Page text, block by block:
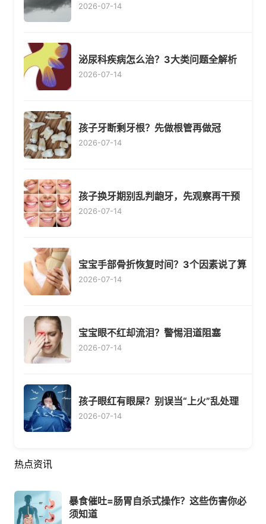
2026-07-14
泌尿科疾病怎么治？3大类问题全解析
2026-07-14
孩子牙断剩牙根？先做根管再做冠
2026-07-14
孩子换牙期别乱判龅牙，先观察再干预
2026-07-14
宝宝手部骨折恢复时间？3个因素说了算
2026-07-14
宝宝眼不红却流泪？警惕泪道阻塞
2026-07-14
孩子眼红有眼屎？别误当“上火”乱处理
2026-07-14
热点资讯
暴食催吐=肠胃自杀式操作？这些伤害你必
须知道